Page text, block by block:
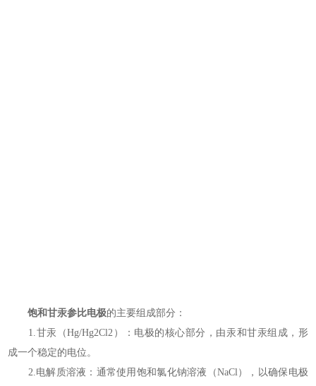
饱和甘汞参比电极的主要组成部分：
1.甘汞（Hg/Hg2Cl2）：电极的核心部分，由汞和甘汞组成，形
成一个稳定的电位。
2.电解质溶液：通常使用饱和氯化钠溶液（NaCl），以确保电极